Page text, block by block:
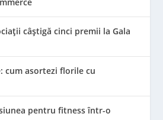
câștigă cinci premii la Gala
cum asortezi florile cu
pentru fitness într-o